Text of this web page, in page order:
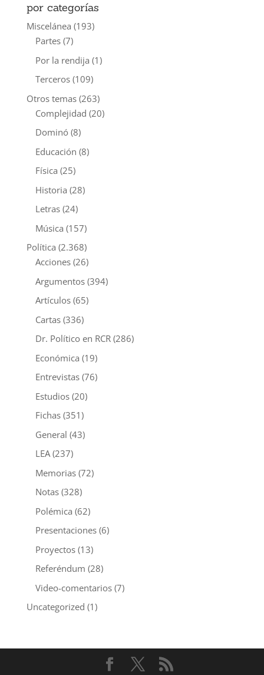
por categorías
Miscelánea (193)
Partes(7)
Por la rendija (1)
Terceros(109)
Otros temas(263)
Complejidad (20)
Dominó(8)
Educación (8)
Física (25)
Historia (28)
Letras(24)
Música (157)
Política (2.368)
Acciones(26)
Argumentos(394)
Artículos(65)
Cartas(336)
Dr. Político en RCR(286)
Económica (19)
Entrevistas(76)
Estudios(20)
Fichas(351)
General (43)
LEA(237)
Memorias(72)
Notas(328)
Polémica (62)
Presentaciones(6)
Proyectos(13)
Referéndum (28)
Video-comentarios(7)
Uncategorized (1)